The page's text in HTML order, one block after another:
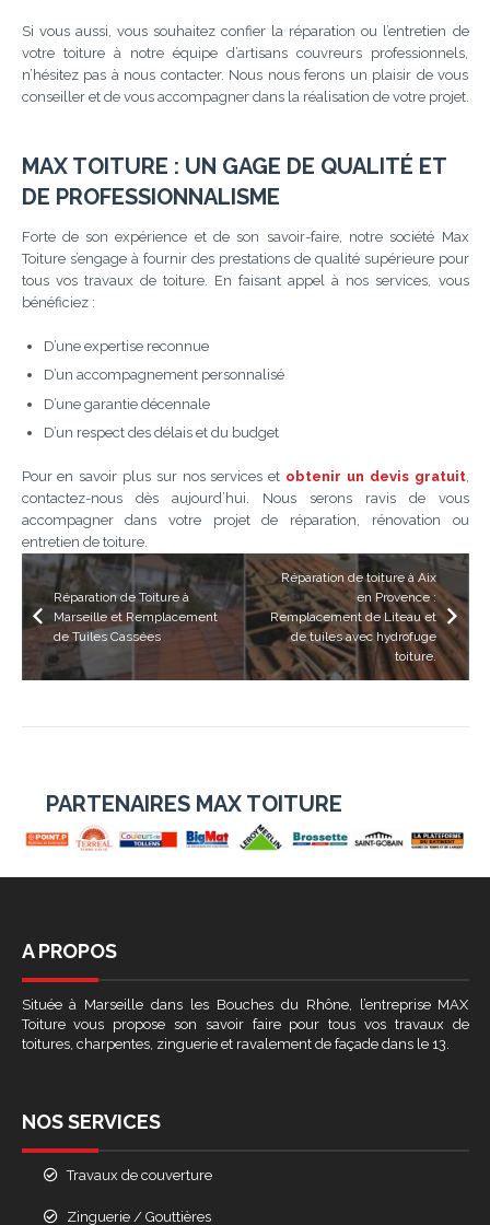
Si vous aussi, vous souhaitez confier la réparation ou l’entretien de
votre toiture à notre équipe d’artisans couvreurs professionnels,
n’hésitez pas à nous contacter. Nous nous ferons un plaisir de vous
conseiller et de vous accompagner dans la réalisation de votre projet.
MAX TOITURE : UN GAGE DE QUALITÉ ET
DE PROFESSIONNALISME
Forte de son expérience et de son savoir-faire, notre société Max
Toiture s’engage à fournir des prestations de qualité supérieure pour
tous vos travaux de toiture. En faisant appel à nos services, vous
bénéficiez :
D’une expertise reconnue
D’un accompagnement personnalisé
D’une garantie décennale
D’un respect des délais et du budget
Pour en savoir plus sur nos services et obtenir un devis gratuit,
contactez-nous dès aujourd’hui. Nous serons ravis de vous
accompagner dans votre projet de réparation, rénovation ou
entretien de toiture.
Réparation de Toiture à
Marseille et Remplacement
de Tuiles Cassées
Réparation de toiture à Aix
en Provence :
Remplacement de Liteau et
de tuiles avec hydrofuge
toiture.
PARTENAIRES MAX TOITURE
A PROPOS
Située à Marseille dans les Bouches du Rhône, l’entreprise MAX
Toiture vous propose son savoir faire pour tous vos travaux de
toitures, charpentes, zinguerie et ravalement de façade dans le 13.
NOS SERVICES
Travaux de couverture
Zinguerie / Gouttières